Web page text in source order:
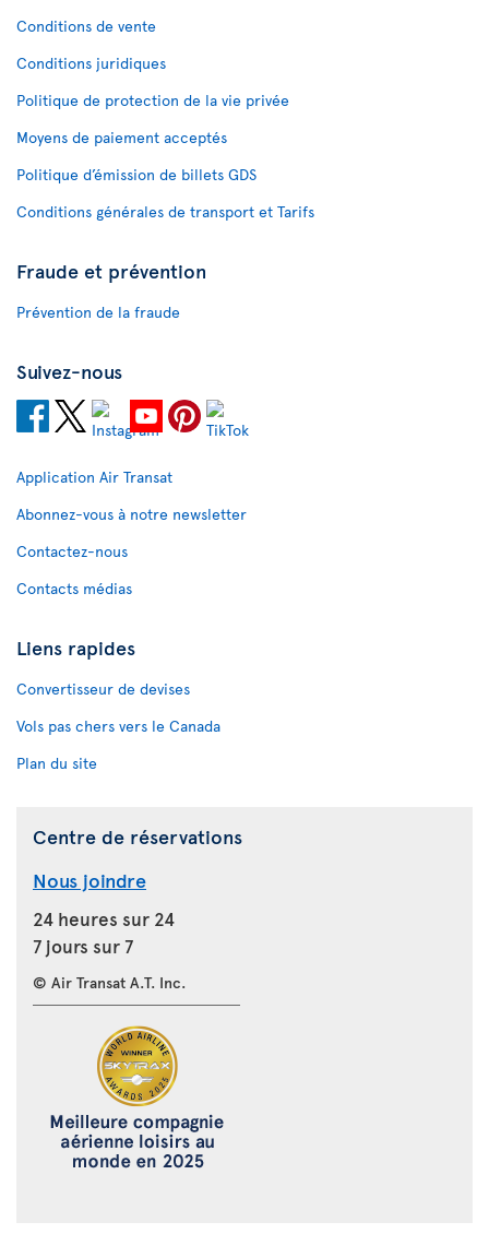
Conditions de vente
Conditions juridiques
Politique de protection de la vie privée
Moyens de paiement acceptés
Politique d’émission de billets GDS
Conditions générales de transport et Tarifs
Fraude et prévention
Prévention de la fraude
Suivez-nous
Application Air Transat
Abonnez-vous à notre newsletter
Contactez-nous
Contacts médias
Liens rapides
Convertisseur de devises
Vols pas chers vers le Canada
Plan du site
Centre de réservations
Nous joindre
24 heures sur 24
7 jours sur 7
© Air Transat A.T. Inc.